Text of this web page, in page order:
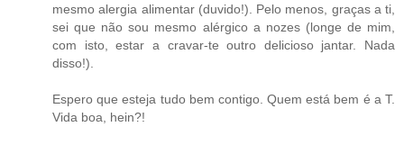
mesmo alergia alimentar (duvido!). Pelo menos, graças a ti,
sei que não sou mesmo alérgico a nozes (longe de mim,
com isto, estar a cravar-te outro delicioso jantar. Nada
disso!).
Espero que esteja tudo bem contigo. Quem está bem é a T.
Vida boa, hein?!